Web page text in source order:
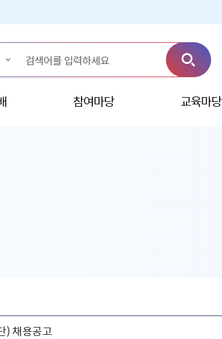
참여마당 교육마당
) 채용공고